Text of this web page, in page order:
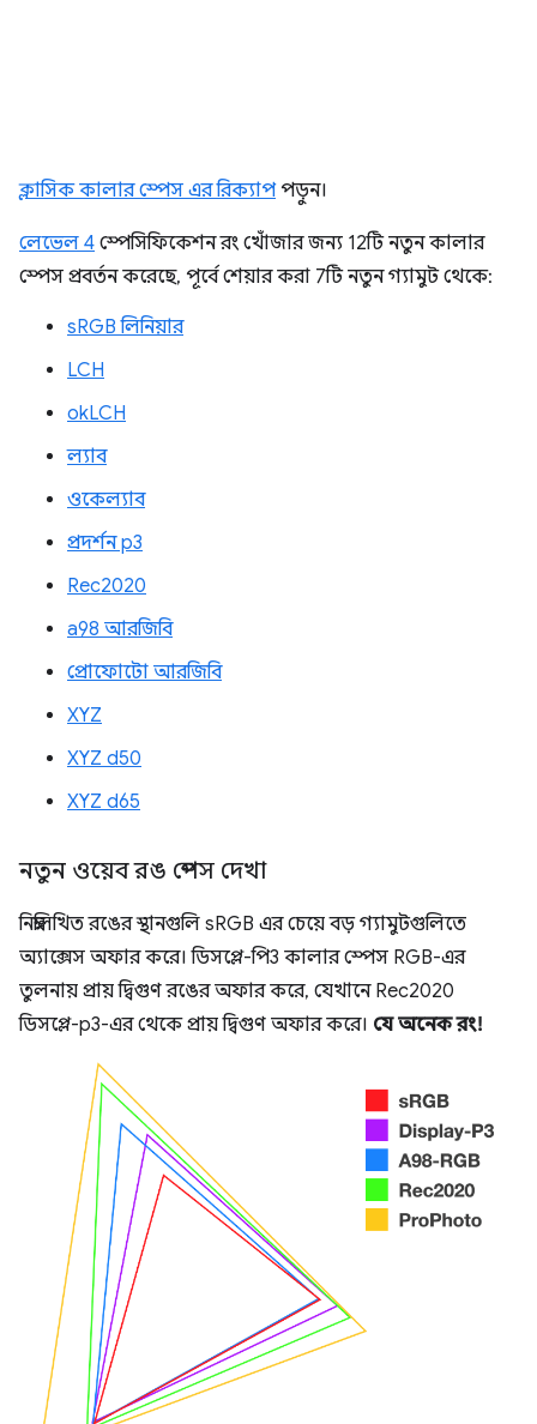
ক্লাসিক কালার স্পেস এর রিক্যাপপড়ুন।
লেভেল 4 স্পেসিফিকেশন রং খোঁজার জন্য 12টি নতুন কালার
স্পেস প্রবর্তন করেছে, পূর্বে শেয়ার করা 7টি নতুন গ্যামুট থেকে:
sRGB লিনিয়ার
LCH
okLCH
ল্যাব
ওকেল্যাব
প্রদর্শন p3
Rec2020
a98 আরজিবি
প্রোফোটো আরজিবি
XYZ
XYZ d50
XYZ d65
নতুন ওয়েব রঙ স্পেস দেখা
নিম্নলিখিত রঙের স্থানগুলি sRGB এর চেয়ে বড় গ্যামুটগুলিতে
অ্যাক্সেস অফার করে। ডিসপ্লে-পি3 কালার স্পেস RGB-এর
তুলনায় প্রায় দ্বিগুণ রঙের অফার করে, যেখানে Rec2020
ডিসপ্লে-p3-এর থেকে প্রায় দ্বিগুণ অফার করে। যে অনেক রং!